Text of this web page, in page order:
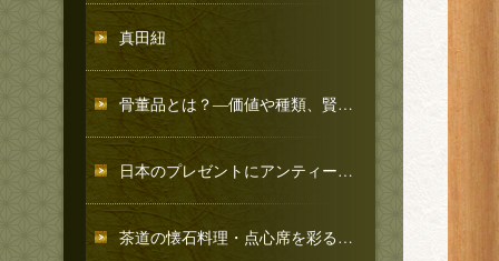
真田紐
骨董品とは？―価値や種類、賢く買う方法・高く売る方法
日本のプレゼントにアンティーク・ヴィンテージを
茶道の懐石料理・点心席を彩る美術品・器のご提案